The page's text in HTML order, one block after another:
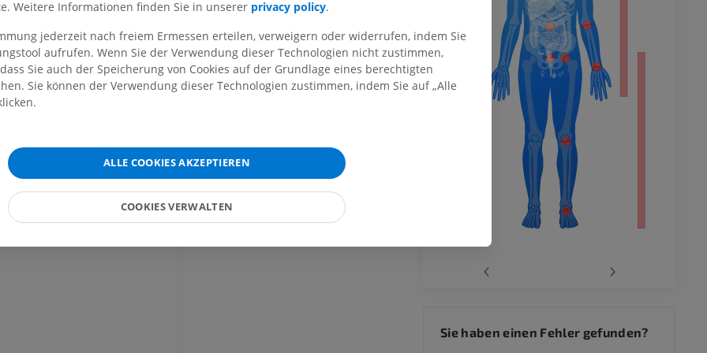
MRT
PREMIUM
MRT des Handgelenks
MRT
MRT des Ellenbogens
PREMIUM
MRT der Hand
unteren Extremität
Röntgenbilder
KOSTENLOS
MRT der unteren Extremität
MRT
PREMIUM
MRT
‹ ›
Sie haben einen Fehler gefunden?
Weitere Informationen finden Sie in unserer privacy policy.
jederzeit nach freiem Ermessen erteilen, verweigern oder widerrufen, indem Sie
aufrufen. Wenn Sie der Verwendung dieser Technologien nicht zustimmen,
Sie auch der Speicherung von Cookies auf der Grundlage eines berechtigten
Sie können der Verwendung dieser Technologien zustimmen, indem Sie auf „Alle
ALLE COOKIES AKZEPTIEREN
COOKIES VERWALTEN